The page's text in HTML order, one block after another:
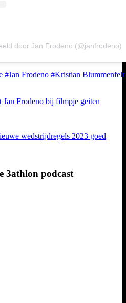
door Jan Frodeno (@janfrodeno)
#Jan Frodeno #Kristian Blummenfelt
Frodeno bij filmpje geiten
wedstrijdregels 2023 goed
3athlon podcast